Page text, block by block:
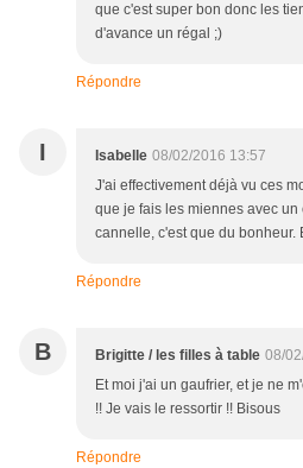
que c'est super bon donc les
d'avance un régal ;)
Répondre
I Isabelle 08/02/2016 13:57
J'ai effectivement déjà vu ces
que je fais les miennes avec
cannelle, c'est que du bonheur.
Répondre
B Brigitte / les filles à table 08/
Et moi j'ai un gaufrier, et je ne
!! Je vais le ressortir !! Bisous
Répondre